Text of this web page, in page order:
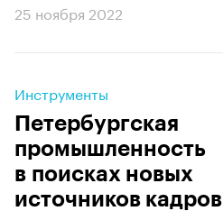
25 ноября 2022
Инструменты
Петербургская
промышленность
в поисках новых
источников кадров